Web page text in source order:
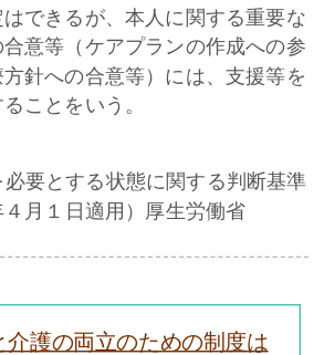
できるが、本人に関する重要な
意等（ケアプランの作成への参
針への合意等）には、支援等を
ことをいう。
要とする状態に関する判断基準
４月１日適用）厚生労働省
介護の両立のための制度は